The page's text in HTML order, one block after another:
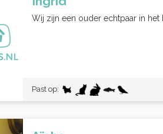
Wij zijn een ouder echtpaar in het
Past op: